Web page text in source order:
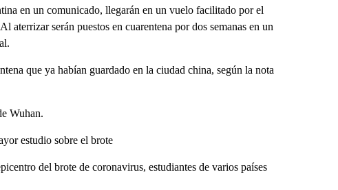
en un comunicado, llegarán en un vuelo facilitado por el
serán puestos en cuarentena por dos semanas en un
que ya habían guardado en la ciudad china, según la nota
Wuhan.
estudio sobre el brote
del brote de coronavirus, estudiantes de varios países